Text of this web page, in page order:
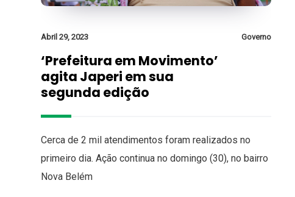
Abril 29, 2023 Governo
‘Prefeitura em Movimento’
agita Japeri em sua
segunda edição
Cerca de 2 mil atendimentos foram realizados no
primeiro dia. Ação continua no domingo (30), no bairro
Nova Belém